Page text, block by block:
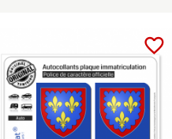
favorite_border